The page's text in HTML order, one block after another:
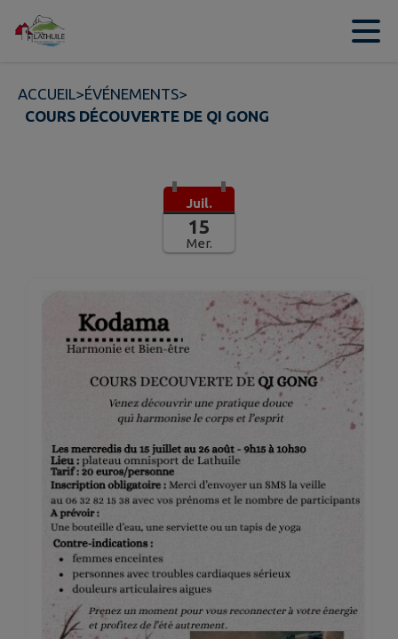
Contenu
ACCUEIL>ÉVÉNEMENTS>
COURS DÉCOUVERTE DE QI GONG
Juil.
15
Mer.